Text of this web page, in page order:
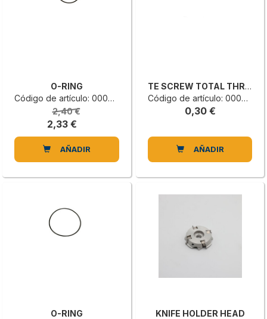
O-RING
Código de artículo: 0000704263L
2,40 €
2,33 €
AÑADIR
TE SCREW TOTAL THREADED
Código de artículo: 0000308022H
0,30 €
AÑADIR
O-RING
KNIFE HOLDER HEAD